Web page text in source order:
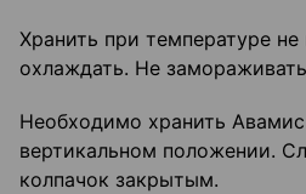
Хранить при температуре
охлаждать. Не
Необходимо хранить
вертикальном положении.
колпачок закрытым.